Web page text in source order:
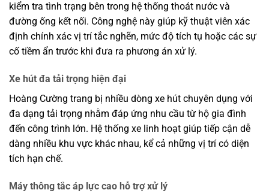
kiểm tra tình trạng bên trong hệ thống thoát nước và
đường ống kết nối. Công nghệ này giúp kỹ thuật viên xác
định chính xác vị trí tắc nghẽn, mức độ tích tụ hoặc các sự
cố tiềm ẩn trước khi đưa ra phương án xử lý.
Xe hút đa tải trọng hiện đại
Hoàng Cường trang bị nhiều dòng xe hút chuyên dụng với
đa dạng tải trọng nhằm đáp ứng nhu cầu từ hộ gia đình
đến công trình lớn. Hệ thống xe linh hoạt giúp tiếp cận dễ
dàng nhiều khu vực khác nhau, kể cả những vị trí có diện
tích hạn chế.
Máy thông tắc áp lực cao hỗ trợ xử lý